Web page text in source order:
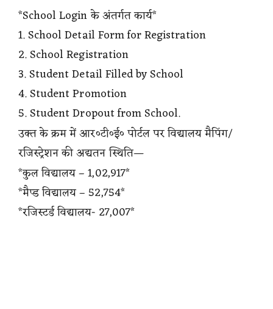
*School Login के अंतर्गत कार्य*
1. School Detail Form for Registration
2. School Registration
3. Student Detail Filled by School
4. Student Promotion
5. Student Dropout from School.
उक्त के क्रम में आर०टी०ई० पोर्टल पर विद्यालय मैपिंग/
रजिस्ट्रेशन की अद्यतन स्थिति—
*कुल विद्यालय – 1,02,917*
*मैप्ड विद्यालय – 52,754*
*रजिस्टर्ड विद्यालय- 27,007*